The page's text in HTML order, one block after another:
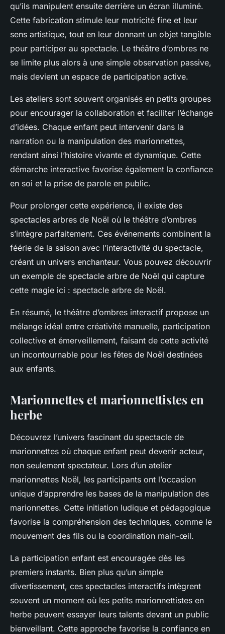
qu’ils manipulent ensuite derrière un écran illuminé.
Cette fabrication stimule leur motricité fine et leur
sens artistique, tout en leur donnant un objet tangible
pour participer au spectacle. Le théâtre d’ombres ne
se limite plus alors à une simple observation passive,
mais devient un espace de participation active.
Les ateliers sont souvent organisés en petits groupes
pour encourager la collaboration et faciliter l’échange
d’idées. Chaque enfant peut intervenir dans la
narration ou la manipulation des marionnettes,
rendant ainsi l’histoire vivante et dynamique. Cette
démarche interactive favorise également la confiance
en soi et la prise de parole en public.
Pour prolonger cette expérience, il existe des
spectacles arbres de Noël où le théâtre d’ombres
s’intègre parfaitement. Ces événements combinent la
féérie de la saison avec l’interactivité du spectacle,
créant un univers enchanteur. Vous pouvez découvrir
un exemple de spectacle arbre de Noël qui capture
cette magie ici : spectacle arbre de Noël.
En résumé, le théâtre d’ombres interactif propose un
mélange idéal entre créativité manuelle, participation
collective et émerveillement, faisant de cette activité
un incontournable pour les fêtes de Noël destinées
aux enfants.
Marionnettes et marionnettistes en
herbe
Découvrez l’univers fascinant du spectacle de
marionnettes où chaque enfant peut devenir acteur,
non seulement spectateur. Lors d’un atelier
marionnettes Noël, les participants ont l’occasion
unique d’apprendre les bases de la manipulation des
marionnettes. Cette initiation ludique et pédagogique
favorise la compréhension des techniques, comme le
mouvement des fils ou la coordination main-œil.
La participation enfant est encouragée dès les
premiers instants. Bien plus qu’un simple
divertissement, ces spectacles interactifs intègrent
souvent un moment où les petits marionnettistes en
herbe peuvent essayer leurs talents devant un public
bienveillant. Cette approche favorise la confiance en